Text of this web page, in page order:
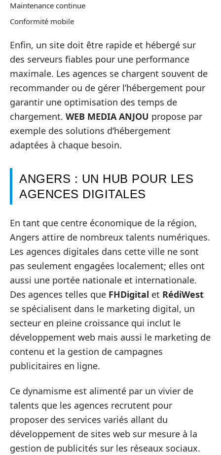
Maintenance continue
Conformité mobile
Enfin, un site doit être rapide et hébergé sur
des serveurs fiables pour une performance
maximale. Les agences se chargent souvent de
recommander ou de gérer l’hébergement pour
garantir une optimisation des temps de
chargement. WEB MEDIA ANJOU propose par
exemple des solutions d’hébergement
adaptées à chaque besoin.
ANGERS : UN HUB POUR LES
AGENCES DIGITALES
En tant que centre économique de la région,
Angers attire de nombreux talents numériques.
Les agences digitales dans cette ville ne sont
pas seulement engagées localement; elles ont
aussi une portée nationale et internationale.
Des agences telles que FHDigital et RédiWest
se spécialisent dans le marketing digital, un
secteur en pleine croissance qui inclut le
développement web mais aussi le marketing de
contenu et la gestion de campagnes
publicitaires en ligne.
Ce dynamisme est alimenté par un vivier de
talents que les agences recrutent pour
proposer des services variés allant du
développement de sites web sur mesure à la
gestion de publicités sur les réseaux sociaux.